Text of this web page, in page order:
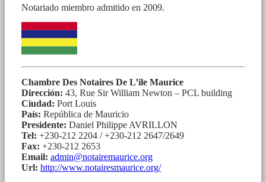
Notariado miembro admitido en 2009.
Chambre Des Notaires De L’ile Maurice
Dirección: 43, Rue Sir William Newton – PCL building
Ciudad: Port Louis
País: República de Mauricio
Presidente: Daniel Philippe AVRILLON
Tel: +230-212 2204 / +230-212 2647/2649
Fax: +230-212 2653
Email: admin@notairemaurice.org
Url: http://www.notairesmaurice.org/